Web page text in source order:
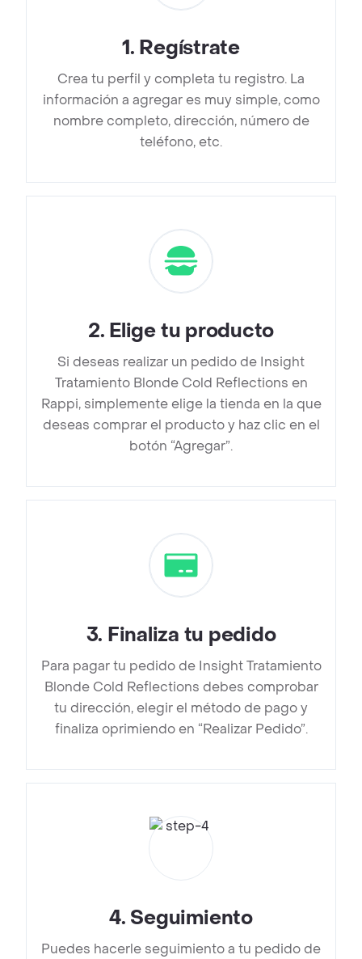
1. Regístrate
Crea tu perfil y completa tu registro. La
información a agregar es muy simple, como
nombre completo, dirección, número de
teléfono, etc.
2. Elige tu producto
Si deseas realizar un pedido de Insight
Tratamiento Blonde Cold Reflections en
Rappi, simplemente elige la tienda en la que
deseas comprar el producto y haz clic en el
botón “Agregar”.
3. Finaliza tu pedido
Para pagar tu pedido de Insight Tratamiento
Blonde Cold Reflections debes comprobar
tu dirección, elegir el método de pago y
finaliza oprimiendo en “Realizar Pedido”.
4. Seguimiento
Puedes hacerle seguimiento a tu pedido de